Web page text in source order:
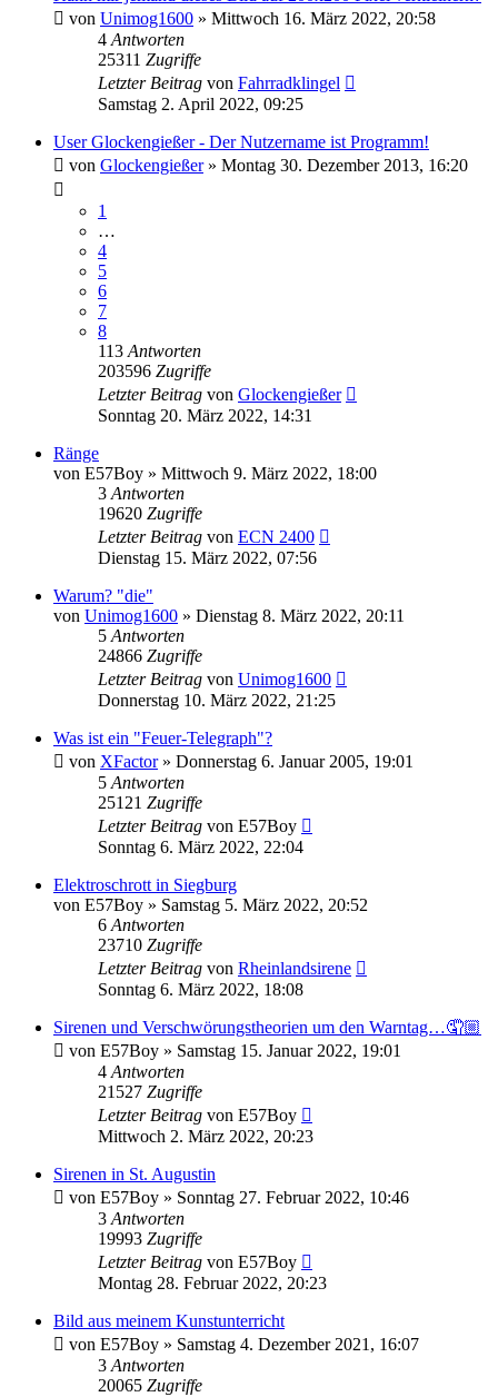
von Unimog1600 » Mittwoch 16. März 2022, 20:58
4 Antworten
25311 Zugriffe
Letzter Beitrag von Fahrradklingel
Samstag 2. April 2022, 09:25
User Glockengießer - Der Nutzername ist Programm!
von Glockengießer» Montag 30. Dezember 2013, 16:20
1
…
4
5
6
7
8
113 Antworten
203596 Zugriffe
Letzter Beitrag von Glockengießer
Sonntag 20. März 2022, 14:31
Ränge
von E57Boy » Mittwoch 9. März 2022, 18:00
3 Antworten
19620 Zugriffe
Letzter Beitrag von ECN 2400
Dienstag 15. März 2022, 07:56
Warum? "die"
von Unimog1600 » Dienstag 8. März 2022, 20:11
5 Antworten
24866 Zugriffe
Letzter Beitrag von Unimog1600
Donnerstag 10. März 2022, 21:25
Was ist ein "Feuer-Telegraph"?
von XFactor» Donnerstag 6. Januar 2005, 19:01
5 Antworten
25121 Zugriffe
Letzter Beitrag von E57Boy
Sonntag 6. März 2022, 22:04
Elektroschrott in Siegburg
von E57Boy » Samstag 5. März 2022, 20:52
6 Antworten
23710 Zugriffe
Letzter Beitrag von Rheinlandsirene
Sonntag 6. März 2022, 18:08
Sirenen und Verschwörungstheorien um den Warntag…🤦🏼
von E57Boy » Samstag 15. Januar 2022, 19:01
4 Antworten
21527 Zugriffe
Letzter Beitrag von E57Boy
Mittwoch 2. März 2022, 20:23
Sirenen in St. Augustin
von E57Boy » Sonntag 27. Februar 2022, 10:46
3 Antworten
19993 Zugriffe
Letzter Beitrag von E57Boy
Montag 28. Februar 2022, 20:23
Bild aus meinem Kunstunterricht
von E57Boy » Samstag 4. Dezember 2021, 16:07
3 Antworten
20065 Zugriffe